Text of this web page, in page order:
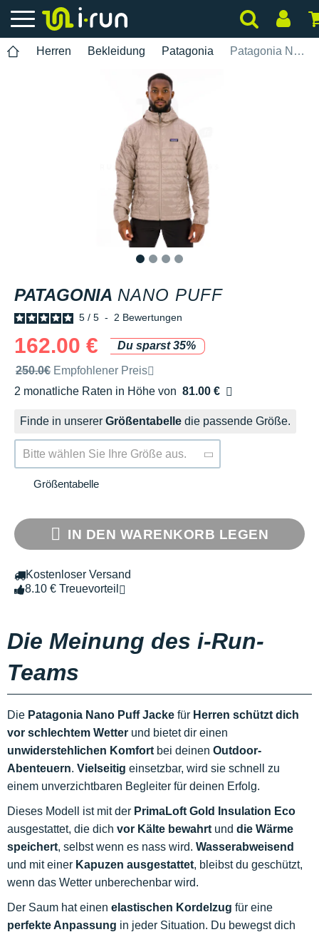
Herren Bekleidung Patagonia Patagonia Nano Puff
PATAGONIA NANO PUFF
5 / 5 - 2 Bewertungen
162.00 €
Du sparst 35%
Unverbindliche Preisempfehlung der Marke
250.0€ Empfohlener Preis
2 monatliche Raten in Höhe von 81.00 €
Ohne Zusatzkosten
Finde in unserer Größentabelle die passende Größe.
Bitte wählen Sie Ihre Größe aus.
Größentabelle
IN DEN WARENKORB LEGEN
Kostenloser Versand
8.10 € Treuevorteil
Die Meinung des i-Run-
Teams
Die Patagonia Nano Puff Jacke für Herren schützt dich
vor schlechtem Wetter und bietet dir einen
unwiderstehlichen Komfort bei deinen Outdoor-
Abenteuern. Vielseitig einsetzbar, wird sie schnell zu
einem unverzichtbaren Begleiter für deinen Erfolg.
Dieses Modell ist mit der PrimaLoft Gold Insulation Eco
ausgestattet, die dich vor Kälte bewahrt und die Wärme
speichert, selbst wenn es nass wird. Wasserabweisend
und mit einer Kapuzen ausgestattet, bleibst du geschützt,
wenn das Wetter unberechenbar wird.
Der Saum hat einen elastischen Kordelzug für eine
perfekte Anpassung in jeder Situation. Du bewegst dich